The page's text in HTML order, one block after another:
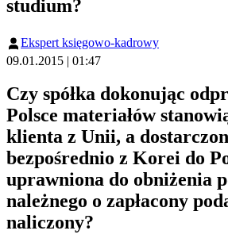
studium?
Ekspert księgowo-kadrowy
09.01.2015 | 01:47
Czy spółka dokonując
Polsce materiałów
klienta z Unii, a
bezpośrednio z Korei do
uprawniona do obniżenia
należnego o zapłacony
naliczony?